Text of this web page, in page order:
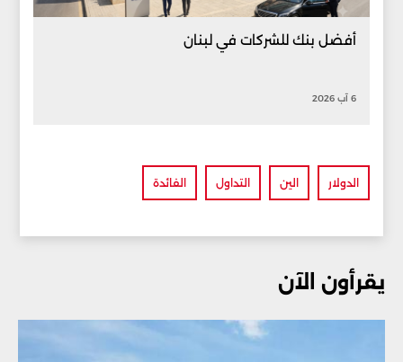
أفضل بنك للشركات في لبنان
6 آب 2026
الدولار الين التداول الفائدة
يقرأون الآن